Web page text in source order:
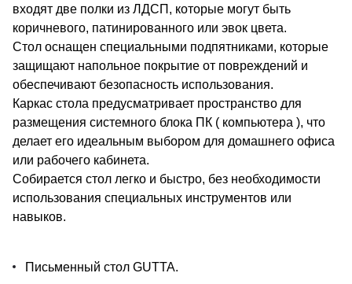
входят две полки из ЛДСП, которые могут быть
коричневого, патинированного или эвок цвета.
Стол оснащен специальными подпятниками, которые
защищают напольное покрытие от повреждений и
обеспечивают безопасность использования.
Каркас стола предусматривает пространство для
размещения системного блока ПК ( компьютера ), что
делает его идеальным выбором для домашнего офиса
или рабочего кабинета.
Собирается стол легко и быстро, без необходимости
использования специальных инструментов или
навыков.
Письменный стол GUTTA.